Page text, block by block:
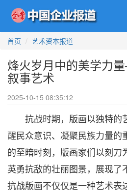
首页
艺术资本报道
烽火岁月中的美学力
叙事艺术
2025-10-15 08:35:12
抗战时期，版画以独特的
醒民众意识、凝聚民族力量的
的至暗时刻，版画家们以刻刀
英勇抗敌的壮丽图景，展现了
抗战版画不仅仅是一种艺术表